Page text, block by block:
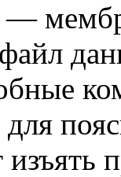
—
изъять